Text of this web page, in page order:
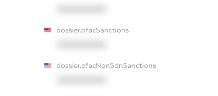
dossier.ofacSanctions
dossier.ofacNonSdnSanctions